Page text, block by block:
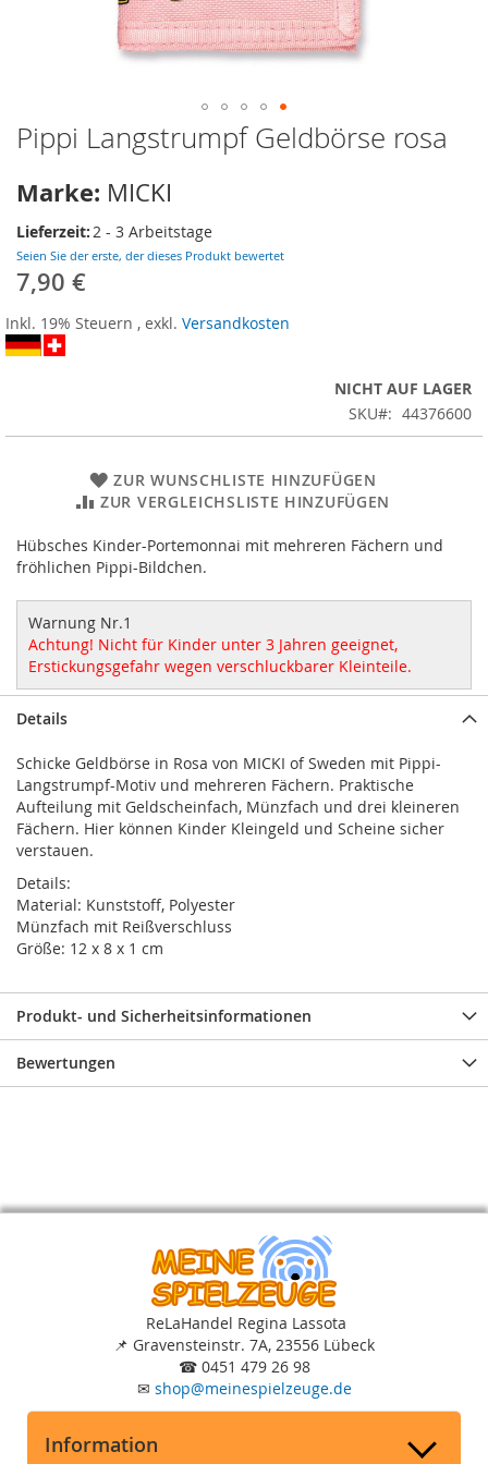
Zum
Anfang
Bildergalerie
Pippi Langstrumpf Geldbörse rosa
Marke: MICKI
Lieferzeit:2 - 3 Arbeitstage
Seien Sie der erste, der dieses Produkt bewertet
7,90 €
Inkl. 19% Steuern , exkl. Versandkosten
NICHT AUF LAGER
SKU
44376600
ZUR WUNSCHLISTE HINZUFÜGEN
ZUR VERGLEICHSLISTE HINZUFÜGEN
Hübsches Kinder-Portemonnai mit mehreren Fächern und
fröhlichen Pippi-Bildchen.
Warnung Nr.1
Achtung! Nicht für Kinder unter 3 Jahren geeignet,
Erstickungsgefahr wegen verschluckbarer Kleinteile.
Details
Schicke Geldbörse in Rosa von MICKI of Sweden mit Pippi-
Langstrumpf-Motiv und mehreren Fächern. Praktische
Aufteilung mit Geldscheinfach, Münzfach und drei kleineren
Fächern. Hier können Kinder Kleingeld und Scheine sicher
verstauen.
Details:
Material: Kunststoff, Polyester
Münzfach mit Reißverschluss
Größe: 12 x 8 x 1 cm
Produkt- und Sicherheitsinformationen
Bewertungen
ReLaHandel Regina Lassota
📌 Gravensteinstr. 7A, 23556 Lübeck
☎ 0451 479 26 98
✉ shop@meinespielzeuge.de
Information